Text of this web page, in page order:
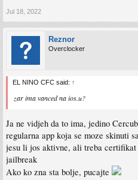
Jul 18, 2022
Reznor
Overclocker
EL NINO CFC said: ↑
zar ima vanced na ios.u?
Ja ne vidjeh da to ima, jedino
regularna app koja se moze skinuti
jesu li jos aktivne, ali treba
jailbreak
Ako ko zna sta bolje, pucajte